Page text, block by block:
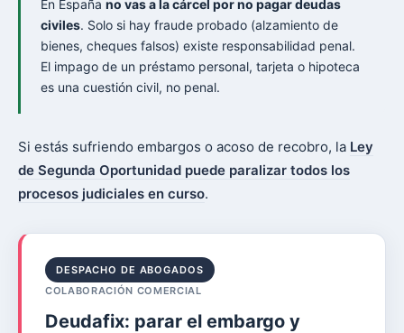
En España no vas a la cárcel por no pagar deudas
civiles. Solo si hay fraude probado (alzamiento de
bienes, cheques falsos) existe responsabilidad penal.
El impago de un préstamo personal, tarjeta o hipoteca
es una cuestión civil, no penal.
Si estás sufriendo embargos o acoso de recobro, la Ley
de Segunda Oportunidad puede paralizar todos los
procesos judiciales en curso.
DESPACHO DE ABOGADOS
COLABORACIÓN COMERCIAL
Deudafix: parar el embargo y